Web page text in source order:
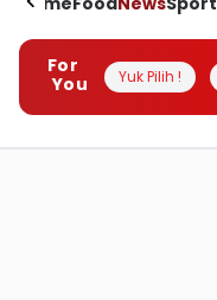
For
You
Yuk Pilih !